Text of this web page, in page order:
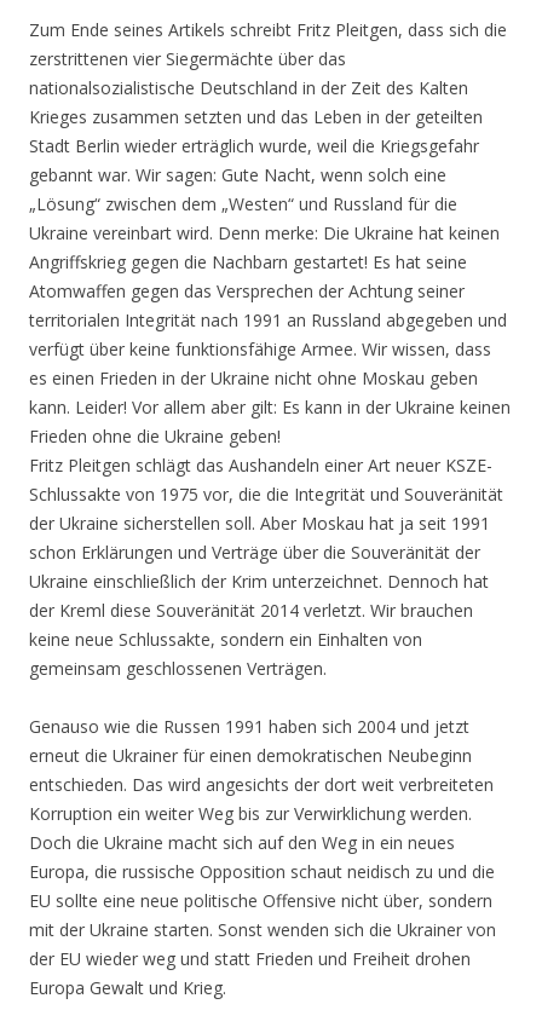
Zum Ende seines Artikels schreibt Fritz Pleitgen, dass sich die
zerstrittenen vier Siegermächte über das
nationalsozialistische Deutschland in der Zeit des Kalten
Krieges zusammen setzten und das Leben in der geteilten
Stadt Berlin wieder erträglich wurde, weil die Kriegsgefahr
gebannt war. Wir sagen: Gute Nacht, wenn solch eine
„Lösung“ zwischen dem „Westen“ und Russland für die
Ukraine vereinbart wird. Denn merke: Die Ukraine hat keinen
Angriffskrieg gegen die Nachbarn gestartet! Es hat seine
Atomwaffen gegen das Versprechen der Achtung seiner
territorialen Integrität nach 1991 an Russland abgegeben und
verfügt über keine funktionsfähige Armee. Wir wissen, dass
es einen Frieden in der Ukraine nicht ohne Moskau geben
kann. Leider! Vor allem aber gilt: Es kann in der Ukraine keinen
Frieden ohne die Ukraine geben!
Fritz Pleitgen schlägt das Aushandeln einer Art neuer KSZE-
Schlussakte von 1975 vor, die die Integrität und Souveränität
der Ukraine sicherstellen soll. Aber Moskau hat ja seit 1991
schon Erklärungen und Verträge über die Souveränität der
Ukraine einschließlich der Krim unterzeichnet. Dennoch hat
der Kreml diese Souveränität 2014 verletzt. Wir brauchen
keine neue Schlussakte, sondern ein Einhalten von
gemeinsam geschlossenen Verträgen.
Genauso wie die Russen 1991 haben sich 2004 und jetzt
erneut die Ukrainer für einen demokratischen Neubeginn
entschieden. Das wird angesichts der dort weit verbreiteten
Korruption ein weiter Weg bis zur Verwirklichung werden.
Doch die Ukraine macht sich auf den Weg in ein neues
Europa, die russische Opposition schaut neidisch zu und die
EU sollte eine neue politische Offensive nicht über, sondern
mit der Ukraine starten. Sonst wenden sich die Ukrainer von
der EU wieder weg und statt Frieden und Freiheit drohen
Europa Gewalt und Krieg.